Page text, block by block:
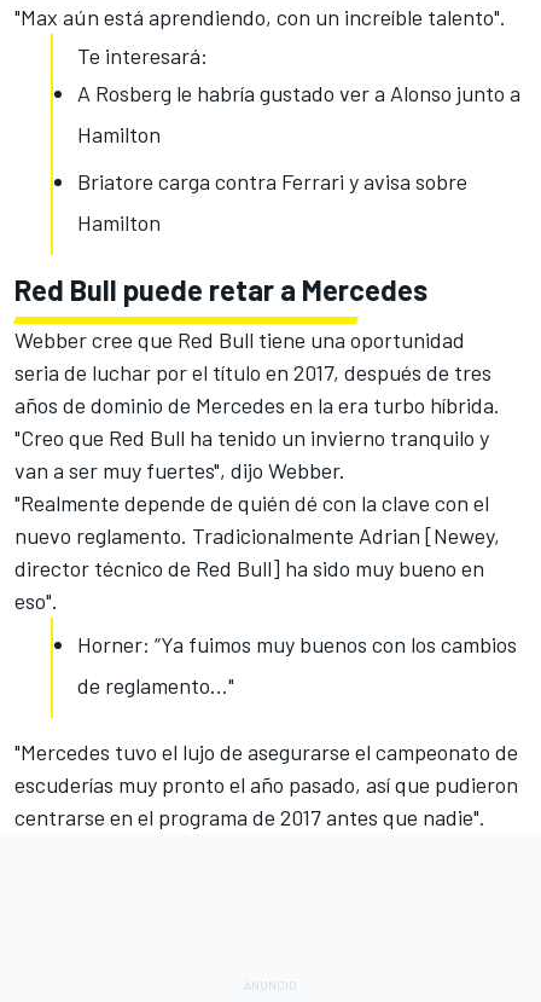
"Max aún está aprendiendo, con un increíble talento".
Te interesará:
A Rosberg le habría gustado ver a Alonso junto a
Hamilton
Briatore carga contra Ferrari y avisa sobre
Hamilton
Red Bull puede retar a Mercedes
Webber cree que Red Bull tiene una oportunidad
seria de luchar por el título en 2017, después de tres
años de dominio de Mercedes en la era turbo híbrida.
"Creo que Red Bull ha tenido un invierno tranquilo y
van a ser muy fuertes", dijo Webber.
"Realmente depende de quién dé con la clave con el
nuevo reglamento. Tradicionalmente Adrian [Newey,
director técnico de Red Bull] ha sido muy bueno en
eso".
Horner: “Ya fuimos muy buenos con los cambios
de reglamento..."
"Mercedes tuvo el lujo de asegurarse el campeonato de
escuderías muy pronto el año pasado, así que pudieron
centrarse en el programa de 2017 antes que nadie".